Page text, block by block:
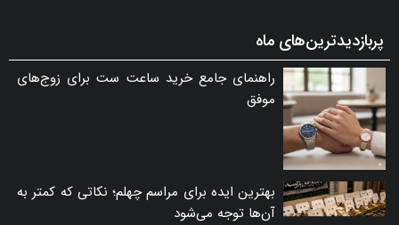
پربازدیدترین‌های ماه
راهنمای جامع خرید ساعت ست برای زوج‌های
موفق
بهترین ایده برای مراسم چهلم؛ نکاتی که کمتر به
آن‌ها توجه می‌شود